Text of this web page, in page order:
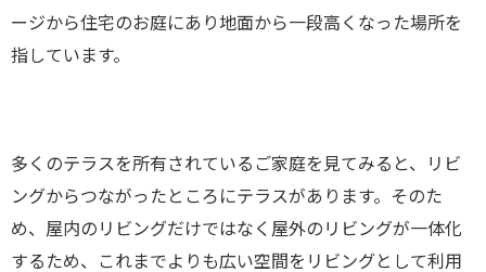
ージから住宅のお庭にあり地面から一段高くなった場所を
指しています。
多くのテラスを所有されているご家庭を見てみると、リビ
ングからつながったところにテラスがあります。そのた
め、屋内のリビングだけではなく屋外のリビングが一体化
するため、これまでよりも広い空間をリビングとして利用